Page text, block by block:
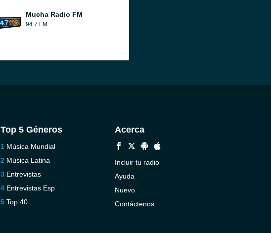
Mucha Radio FM
94.7 FM
Top 5 Géneros
Música Mundial
Música Latina
Entrevistas
Entrevistas Esp
Top 40
Acerca
Incluir tu radio
Ayuda
Nuevo
Contáctenos